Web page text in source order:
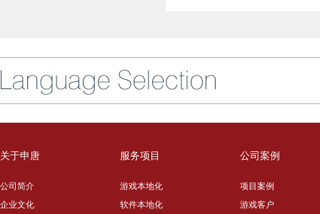
关于申唐
公司简介
企业文化
服务项目
游戏本地化
软件本地化
公司案例
项目案例
游戏客户